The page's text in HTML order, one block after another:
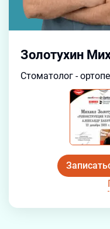
Золотухин
Стоматолог -